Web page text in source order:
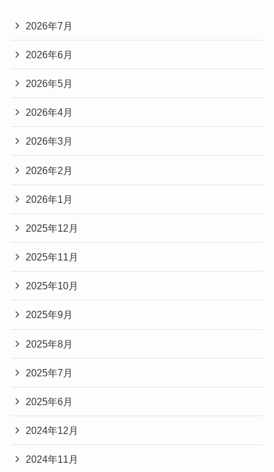
2026年7月
2026年6月
2026年5月
2026年4月
2026年3月
2026年2月
2026年1月
2025年12月
2025年11月
2025年10月
2025年9月
2025年8月
2025年7月
2025年6月
2024年12月
2024年11月